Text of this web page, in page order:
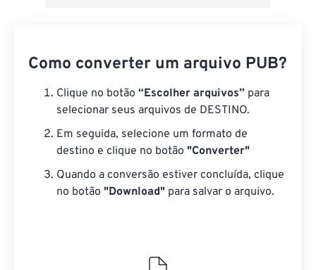
Como converter um arquivo PUB?
Clique no botão “Escolher arquivos” para
selecionar seus arquivos de DESTINO.
Em seguida, selecione um formato de
destino e clique no botão "Converter"
Quando a conversão estiver concluída, clique
no botão "Download" para salvar o arquivo.